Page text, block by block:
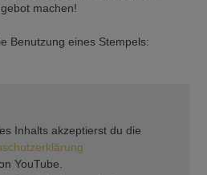
machen!
Benutzung eines Stempels:
Inhalts akzeptierst du die
YouTube.